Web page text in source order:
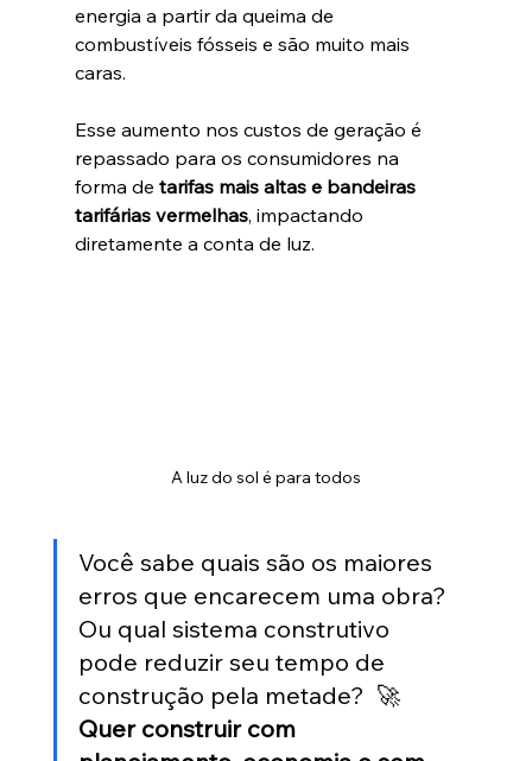
energia a partir da queima de
combustíveis fósseis e são muito mais
caras.
Esse aumento nos custos de geração é
repassado para os consumidores na
forma de tarifas mais altas e bandeiras
tarifárias vermelhas, impactando
diretamente a conta de luz.
A luz do sol é para todos
Você sabe quais são os maiores
erros que encarecem uma obra?
Ou qual sistema construtivo
pode reduzir seu tempo de
construção pela metade?  🚀
Quer construir com